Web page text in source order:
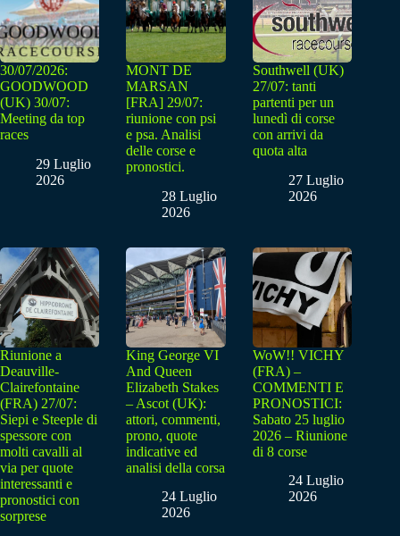
30/07/2026:
GOODWOOD
(UK) 30/07:
Meeting da top
races
29 Luglio
2026
MONT DE
MARSAN
[FRA] 29/07:
riunione con psi
e psa. Analisi
delle corse e
pronostici.
28 Luglio
2026
Southwell (UK)
27/07: tanti
partenti per un
lunedì di corse
con arrivi da
quota alta
27 Luglio
2026
Riunione a
Deauville-
Clairefontaine
(FRA) 27/07:
Siepi e Steeple di
spessore con
molti cavalli al
via per quote
interessanti e
pronostici con
sorprese
King George VI
And Queen
Elizabeth Stakes
– Ascot (UK):
attori, commenti,
prono, quote
indicative ed
analisi della corsa
24 Luglio
2026
WoW!! VICHY
(FRA) –
COMMENTI E
PRONOSTICI:
Sabato 25 luglio
2026 – Riunione
di 8 corse
24 Luglio
2026